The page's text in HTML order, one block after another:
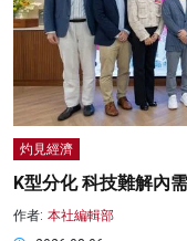
灼見經濟
K型分化 科技難解內
作者: 本社編輯部